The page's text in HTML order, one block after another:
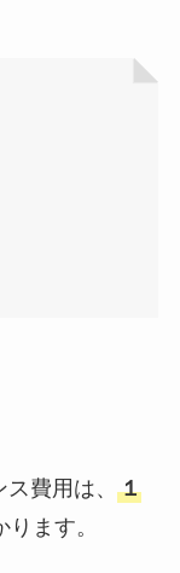
費用は、 １
ります。